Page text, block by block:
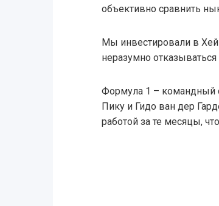
объективно сравнить
Мы инвестировали в
неразумно
Формула 1 – командный
Пику и Гидо ван дер
работой за те месяцы,